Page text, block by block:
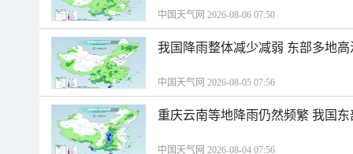
中国天气网 2026-08-06 07:50
我国降雨整体减少减弱 东部多地
中国天气网 2026-08-05 07:56
重庆云南等地降雨仍然频繁 我国
中国天气网 2026-08-04 07:56